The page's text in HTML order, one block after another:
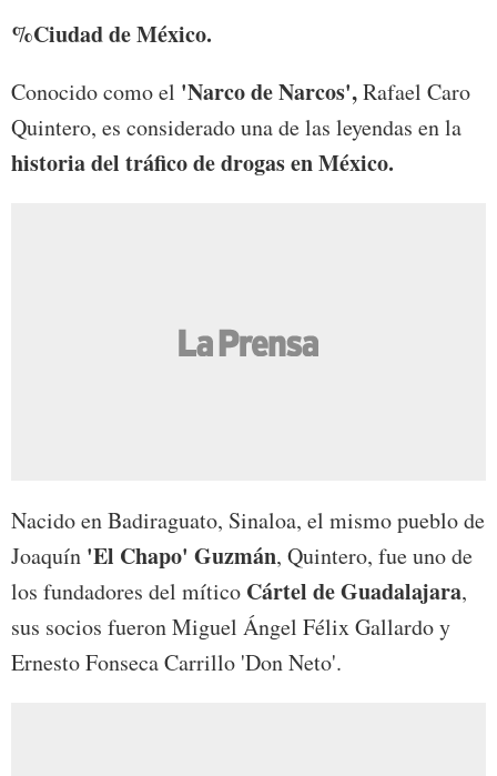
%Ciudad de México.
Conocido como el 'Narco de Narcos',Rafael Caro
Quintero, es considerado una de las leyendas en la
historia del tráfico de drogas en México.
Nacido en Badiraguato, Sinaloa, el mismo pueblo de
Joaquín 'El Chapo' Guzmán, Quintero, fue uno de
los fundadores del mítico Cártel de Guadalajara,
sus socios fueron Miguel Ángel Félix Gallardo y
Ernesto Fonseca Carrillo 'Don Neto'.